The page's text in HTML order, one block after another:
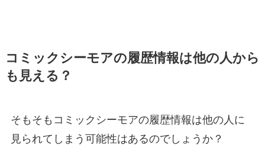
コミックシーモアの履歴情報は他の人から
も見える？
そもそもコミックシーモアの履歴情報は他の人に
見られてしまう可能性はあるのでしょうか？